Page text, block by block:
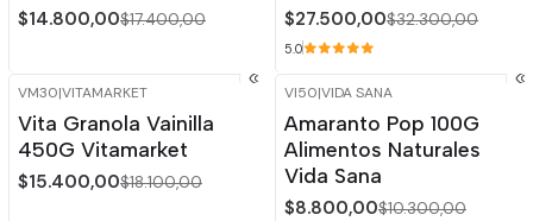
$14.800,00$17.400,00 $27.500,00$32.300,00
5.0
-15%
VM30|VITAMARKET
Vita Granola Vainilla
450G Vitamarket
$15.400,00$18.100,00
-15%
VI50|VIDA SANA
Amaranto Pop 100G
Alimentos Naturales
Vida Sana
$8.800,00$10.300,00